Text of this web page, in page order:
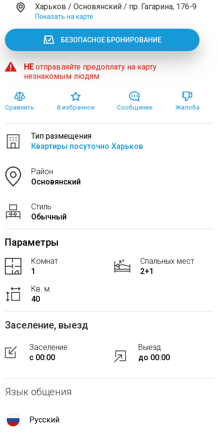
Харьков / Основянский / пр. Гагарина, 176-9
Показать на карте
БЕЗОПАСНОЕ БРОНИРОВАНИЕ
НЕотправляйте предоплату на карту
незнакомым людям
Сравнить В избранное Сообщение Жалоба
Тип размещения
Квартиры посуточно Харьков
Район
Основянский
Стиль
Обычный
Параметры
Комнат
1
Спальных мест
2+1
Кв. м.
40
Заселение, выезд
Заселение
с 00:00
Выезд
до 00:00
Язык общения
Русский